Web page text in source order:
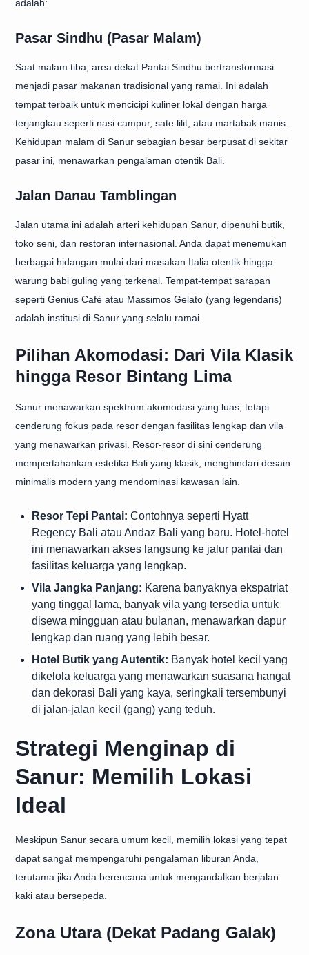
adalah:
Pasar Sindhu (Pasar Malam)
Saat malam tiba, area dekat Pantai Sindhu bertransformasi
menjadi pasar makanan tradisional yang ramai. Ini adalah
tempat terbaik untuk mencicipi kuliner lokal dengan harga
terjangkau seperti nasi campur, sate lilit, atau martabak manis.
Kehidupan malam di Sanur sebagian besar berpusat di sekitar
pasar ini, menawarkan pengalaman otentik Bali.
Jalan Danau Tamblingan
Jalan utama ini adalah arteri kehidupan Sanur, dipenuhi butik,
toko seni, dan restoran internasional. Anda dapat menemukan
berbagai hidangan mulai dari masakan Italia otentik hingga
warung babi guling yang terkenal. Tempat-tempat sarapan
seperti Genius Café atau Massimos Gelato (yang legendaris)
adalah institusi di Sanur yang selalu ramai.
Pilihan Akomodasi: Dari Vila Klasik
hingga Resor Bintang Lima
Sanur menawarkan spektrum akomodasi yang luas, tetapi
cenderung fokus pada resor dengan fasilitas lengkap dan vila
yang menawarkan privasi. Resor-resor di sini cenderung
mempertahankan estetika Bali yang klasik, menghindari desain
minimalis modern yang mendominasi kawasan lain.
Resor Tepi Pantai: Contohnya seperti Hyatt
Regency Bali atau Andaz Bali yang baru. Hotel-hotel
ini menawarkan akses langsung ke jalur pantai dan
fasilitas keluarga yang lengkap.
Vila Jangka Panjang: Karena banyaknya ekspatriat
yang tinggal lama, banyak vila yang tersedia untuk
disewa mingguan atau bulanan, menawarkan dapur
lengkap dan ruang yang lebih besar.
Hotel Butik yang Autentik: Banyak hotel kecil yang
dikelola keluarga yang menawarkan suasana hangat
dan dekorasi Bali yang kaya, seringkali tersembunyi
di jalan-jalan kecil (gang) yang teduh.
Strategi Menginap di
Sanur: Memilih Lokasi
Ideal
Meskipun Sanur secara umum kecil, memilih lokasi yang tepat
dapat sangat mempengaruhi pengalaman liburan Anda,
terutama jika Anda berencana untuk mengandalkan berjalan
kaki atau bersepeda.
Zona Utara (Dekat Padang Galak)